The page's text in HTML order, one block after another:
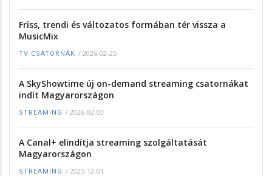
Friss, trendi és változatos formában tér vissza a
MusicMix
TV CSATORNÁK / 2026-02-25
A SkyShowtime új on-demand streaming csatornákat
indít Magyarországon
STREAMING / 2026-02-03
A Canal+ elindítja streaming szolgáltatását
Magyarországon
STREAMING / 2025-12-01